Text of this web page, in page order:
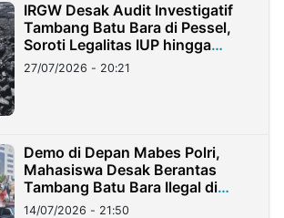
IRGW Desak Audit Investigatif
Tambang Batu Bara di Pessel,
Soroti Legalitas IUP hingga
Stockpile
27/07/2026 - 20:21
Demo di Depan Mabes Polri,
Mahasiswa Desak Berantas
Tambang Batu Bara Ilegal di
Lampung
14/07/2026 - 21:50